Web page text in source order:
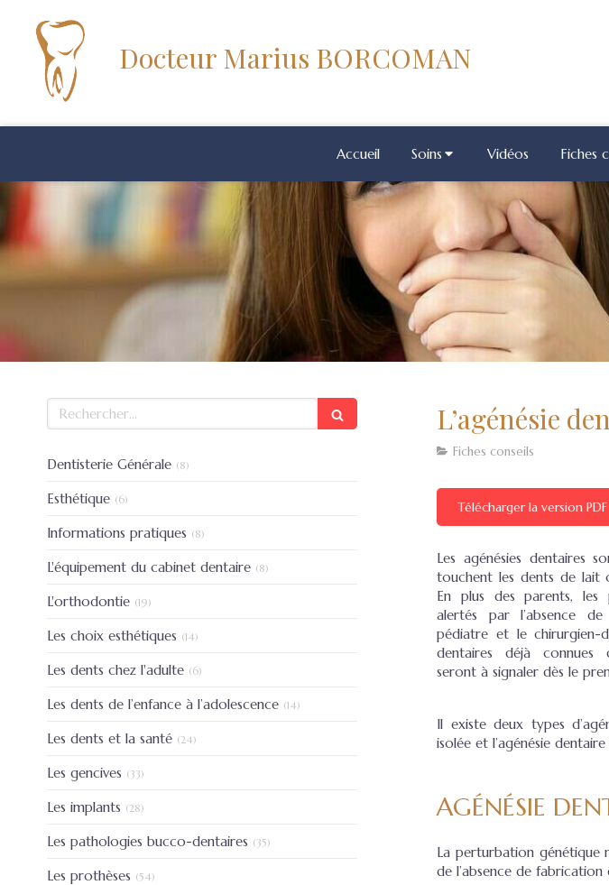
Docteur Marius BORCOMAN
Accueil Soins Vidéos Fiches
L’agénésie
Fiches conseils
Télécharger la version PDF
Les agénésies dentaires
touchent les dents de lait
En plus des parents,
alertés par l’absence
pédiatre et le chirurgien-
dentaires déjà connues
seront à signaler dès le
Il existe deux types
isolée et l’agénésie
AGÉNÉSIE
La perturbation génétique
de l’absence de fabrication
Rechercher
Dentisterie Générale (8)
Esthétique (6)
Informations pratiques (8)
L'équipement du cabinet dentaire (8)
L'orthodontie (19)
Les choix esthétiques (14)
Les dents chez l'adulte (6)
Les dents de l’enfance à l’adolescence (14)
Les dents et la santé (24)
Les gencives (33)
Les implants (28)
Les pathologies bucco-dentaires (35)
Les prothèses (54)